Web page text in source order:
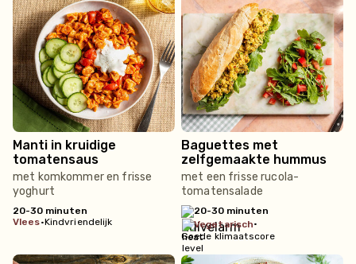
Manti in kruidige
tomatensaus
met komkommer en frisse
yoghurt
20-30 minuten
vlees•Kindvriendelijk
Baguettes met
zelfgemaakte hummus
met een frisse rucola-
tomatensalade
20-30 minuten
vegetarisch•
Goede klimaatscore